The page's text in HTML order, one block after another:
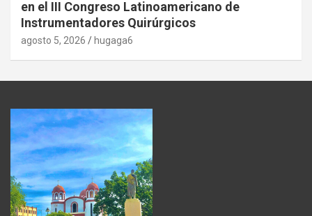
en el III Congreso Latinoamericano de
Instrumentadores Quirúrgicos
agosto 5, 2026 hugaga6